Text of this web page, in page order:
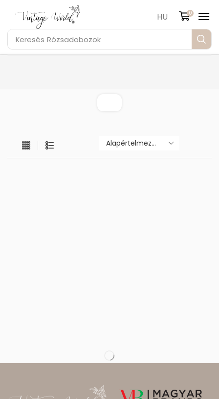
Keresés Rózsadobozok
HU 0